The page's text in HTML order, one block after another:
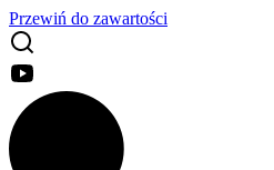
Przewiń do zawartości